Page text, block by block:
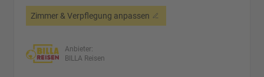
Zimmer & Verpflegung anpassen
Anbieter:
BILLA Reisen